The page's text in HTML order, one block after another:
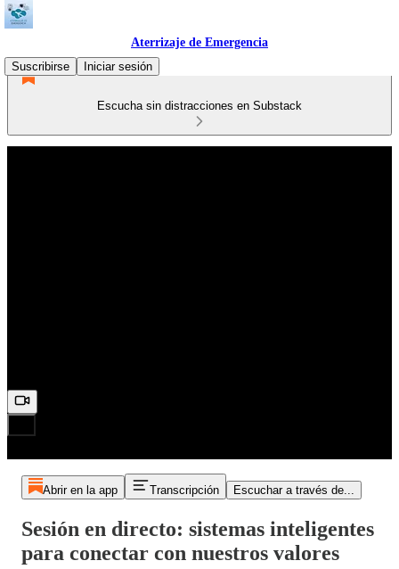
Aterrizaje de Emergencia
Suscribirse
Iniciar sesión
Escucha sin distracciones en Substack
Abrir en la app Transcripción Escuchar a través de...
Sesión en directo: sistemas inteligentes
para conectar con nuestros valores